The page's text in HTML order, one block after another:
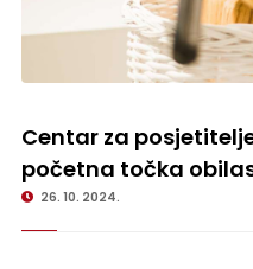
Centar za
početna točka
26. 10. 2024.